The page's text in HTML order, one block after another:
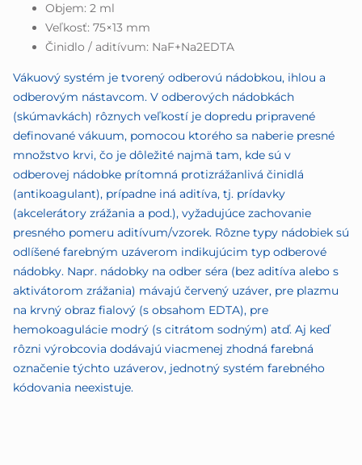
Objem: 2 ml
Veľkosť: 75×13 mm
Činidlo / aditívum: NaF+Na2EDTA
Vákuový systém je tvorený odberovú nádobkou, ihlou a
odberovým nástavcom. V odberových nádobkách
(skúmavkách) rôznych veľkostí je dopredu pripravené
definované vákuum, pomocou ktorého sa naberie presné
množstvo krvi, čo je dôležité najmä tam, kde sú v
odberovej nádobke prítomná protizrážanlivá činidlá
(antikoagulant), prípadne iná aditíva, tj. prídavky
(akcelerátory zrážania a pod.), vyžadujúce zachovanie
presného pomeru aditívum/vzorek. Rôzne typy nádobiek sú
odlíšené farebným uzáverom indikujúcim typ odberové
nádobky. Napr. nádobky na odber séra (bez aditíva alebo s
aktivátorom zrážania) mávajú červený uzáver, pre plazmu
na krvný obraz fialový (s obsahom EDTA), pre
hemokoagulácie modrý (s citrátom sodným) atď. Aj keď
rôzni výrobcovia dodávajú viacmenej zhodná farebná
označenie týchto uzáverov, jednotný systém farebného
kódovania neexistuje.